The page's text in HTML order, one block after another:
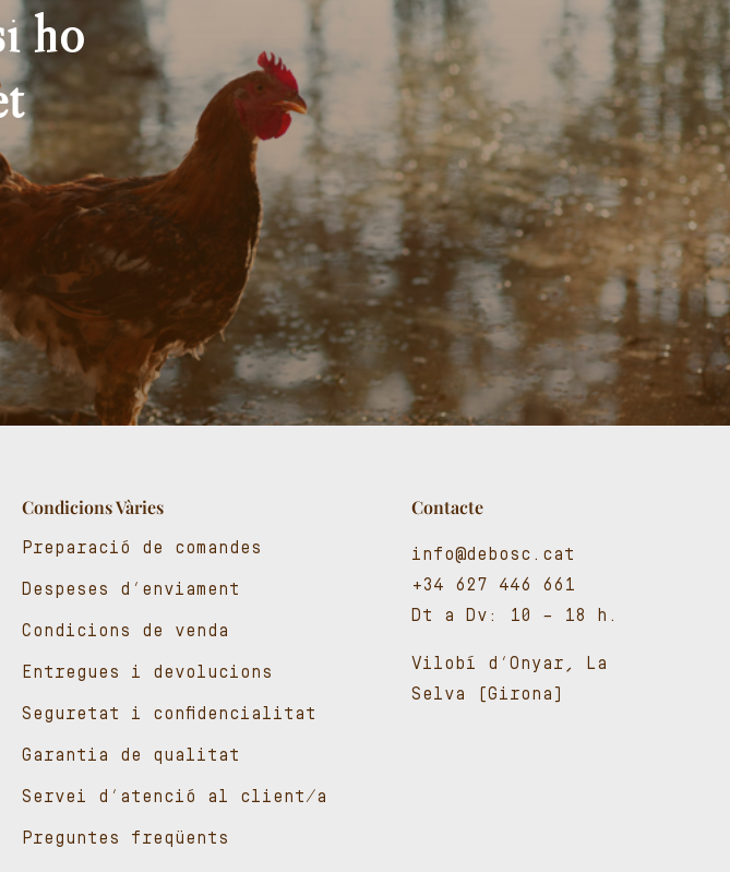
ho
Condicions Vàries
Preparació de comandes
Despeses d’enviament
Condicions de venda
Entregues i devolucions
Seguretat i confidencialitat
Garantia de qualitat
Servei d’atenció al client/a
Preguntes freqüents
Contacte
info@debosc.cat
+34 627 446 661
Dt a Dv: 10 – 18 h.
Vilobí d’Onyar, La
Selva (Girona)